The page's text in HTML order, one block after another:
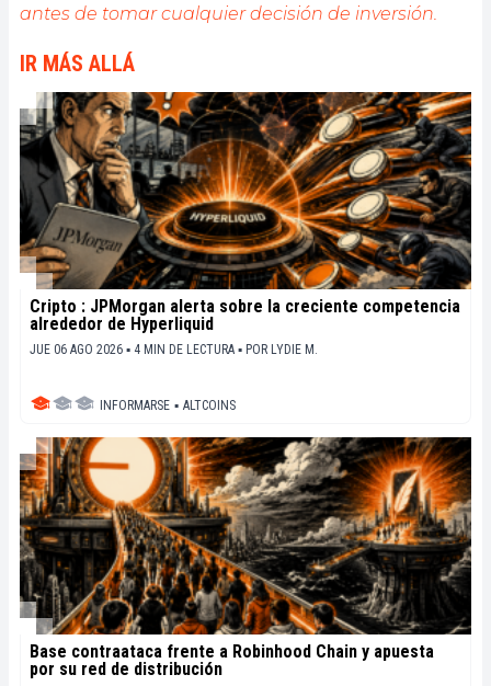
antes de tomar cualquier decisión de inversión.
IR MÁS ALLÁ
Cripto : JPMorgan alerta sobre la creciente competencia
alrededor de Hyperliquid
JUE 06 AGO 2026 ▪ 4 MIN DE LECTURA ▪ POR LYDIE M.
INFORMARSE ▪ ALTCOINS
Base contraataca frente a Robinhood Chain y apuesta
por su red de distribución